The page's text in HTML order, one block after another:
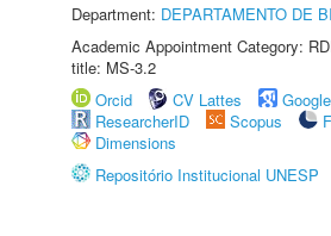
Department: DEPARTAMENTO DE
Academic Appointment Category:
title: MS-3.2
Orcid
CV Lattes
ResearcherID
Scopus
Dimensions
Repositório Institucional UNESP